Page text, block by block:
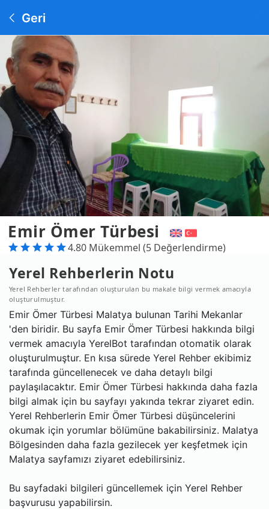
Geri
Emir Ömer Türbesi
4.80 Mükemmel (5 Değerlendirme)
Yerel Rehberlerin Notu
Yerel Rehberler tarafından oluşturulan bu makale bilgi vermek amacıyla
oluşturulmuştur.
Emir Ömer Türbesi Malatya bulunan Tarihi Mekanlar
'den biridir. Bu sayfa Emir Ömer Türbesi hakkında bilgi
vermek amacıyla YerelBot tarafından otomatik olarak
oluşturulmuştur. En kısa sürede Yerel Rehber ekibimiz
tarafında güncellenecek ve daha detaylı bilgi
paylaşılacaktır. Emir Ömer Türbesi hakkında daha fazla
bilgi almak için bu sayfayı yakında tekrar ziyaret edin.
Yerel Rehberlerin Emir Ömer Türbesi düşüncelerini
okumak için yorumlar bölümüne bakabilirsiniz. Malatya
Bölgesinden daha fazla gezilecek yer keşfetmek için
Malatya sayfamızı ziyaret edebilirsiniz.
Bu sayfadaki bilgileri güncellemek için Yerel Rehber
başvurusu yapabilirsin.